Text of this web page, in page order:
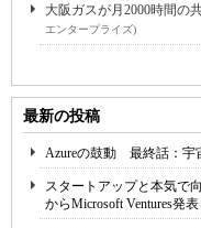
大阪ガスが月2000時間
エンタープライズ)
最新の投稿
Azureの鼓動 最終話：宇
スタートアップと本気で
からMicrosoft Ventures発